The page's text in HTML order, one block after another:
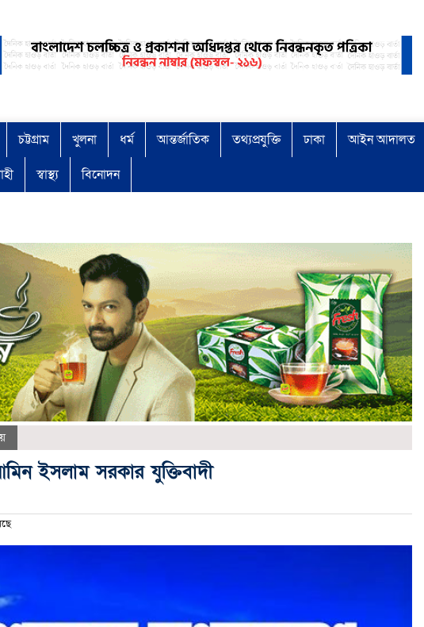
চট্টগ্রাম খুলনা ধর্ম আন্তর্জাতিক তথ্যপ্রযুক্তি ঢাকা আইন আদালত
স্বাস্থ্য বিনোদন
ইসলাম সরকার যুক্তিবাদী